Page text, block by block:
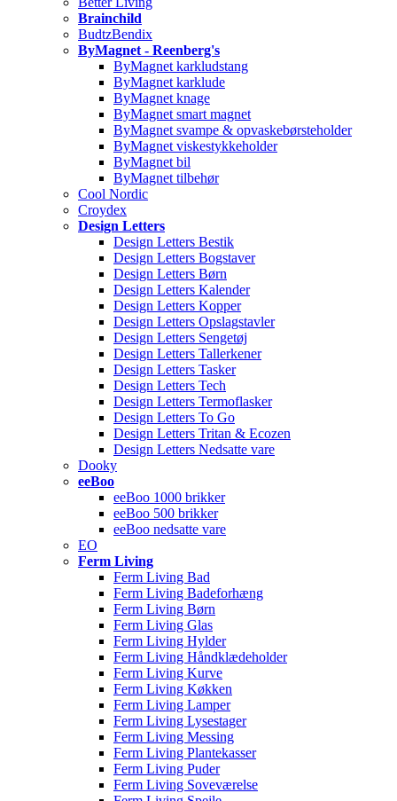
Brainchild
BudtzBendix
ByMagnet - Reenberg's
ByMagnet karkludstang
ByMagnet karklude
ByMagnet knage
ByMagnet smart magnet
ByMagnet svampe & opvaskebørsteholder
ByMagnet viskestykkeholder
ByMagnet bil
ByMagnet tilbehør
Cool Nordic
Croydex
Design Letters
Design Letters Bestik
Design Letters Bogstaver
Design Letters Børn
Design Letters Kalender
Design Letters Kopper
Design Letters Opslagstavler
Design Letters Sengetøj
Design Letters Tallerkener
Design Letters Tasker
Design Letters Tech
Design Letters Termoflasker
Design Letters To Go
Design Letters Tritan & Ecozen
Design Letters Nedsatte vare
Dooky
eeBoo
eeBoo 1000 brikker
eeBoo 500 brikker
eeBoo nedsatte vare
EO
Ferm Living
Ferm Living Bad
Ferm Living Badeforhæng
Ferm Living Børn
Ferm Living Glas
Ferm Living Hylder
Ferm Living Håndklædeholder
Ferm Living Kurve
Ferm Living Køkken
Ferm Living Lamper
Ferm Living Lysestager
Ferm Living Messing
Ferm Living Plantekasser
Ferm Living Puder
Ferm Living Soveværelse